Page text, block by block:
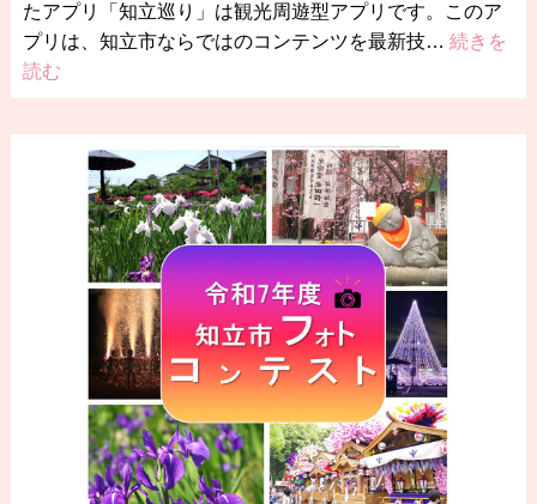
たアプリ「知立巡り」は観光周遊型アプリです。このア
プリは、知立市ならではのコンテンツを最新技… 続きを
読む